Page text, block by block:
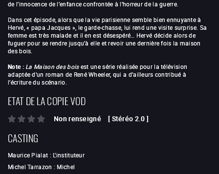
de l’innocence de l’enfance confrontée à l’horreur de la guerre.
Dans cet épisode, alors que la vie parisienne semble bien ennuyante à
Hervé, « papa Jacques », le garde-chasse, lui rend une visite surprise. Sa
femme est très malade et il en est désespéré… Hervé décide alors de
fuguer pour se rendre jusqu’à elle et revoir une dernière fois la maison
des bois.
Note : La Maison des boisest une série réalisée pour la télévision
adaptée d’un roman de René Wheeler, qui a d’ailleurs contribué à
l’écriture du scénario.
ETAT DE LA COPIE VOD
Non renseigné [ Stéréo 2.0 ]
CASTING
Maurice Pialat : L'instituteur
Michel Tarrazon : Michel